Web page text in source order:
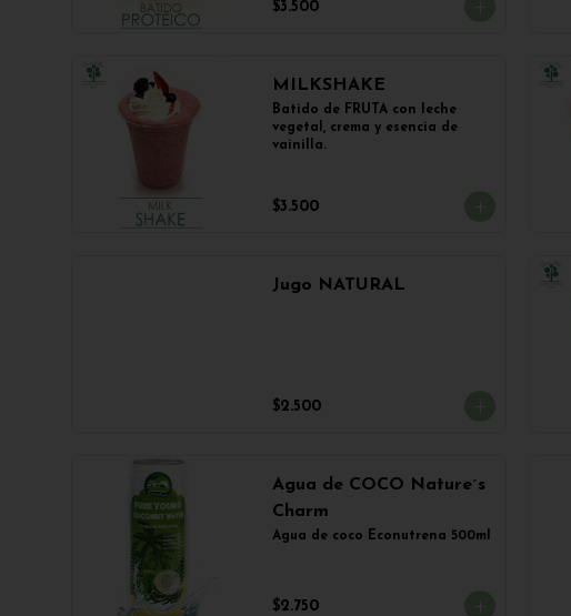
$3.500
MILKSHAKE
Batido de FRUTA con leche
vegetal, crema y esencia de
vainilla.
$3.500
Jugo NATURAL
$2.500
Agua de COCO Nature´s
Charm
Agua de coco Econutrena 500ml
$2.750